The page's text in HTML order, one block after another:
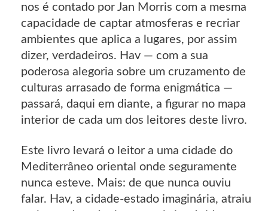
nos é contado por Jan Morris com a mesma
capacidade de captar atmosferas e recriar
ambientes que aplica a lugares, por assim
dizer, verdadeiros. Hav — com a sua
poderosa alegoria sobre um cruzamento de
culturas arrasado de forma enigmática —
passará, daqui em diante, a figurar no mapa
interior de cada um dos leitores deste livro.
Este livro levará o leitor a uma cidade do
Mediterrâneo oriental onde seguramente
nunca esteve. Mais: de que nunca ouviu
falar. Hav, a cidade-estado imaginária, atraiu